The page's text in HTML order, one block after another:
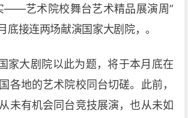
——艺术院校舞台艺术精品展演周”
底接连两场献演国家大剧院，。
家大剧院以此为题，将于本月底在
各地的艺术院校同台切磋。此前，
未有机会同台竞技展演，也从未如